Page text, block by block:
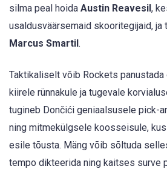
silma peal hoida Austin Reavesil,
usaldusväärsemaid skooritegijaid, ja
Marcus Smartil.
Taktikaliselt võib Rockets
kiirele rünnakule ja tugevale
tugineb Dončići geniaalsusele pick-
ning mitmekülgsele koosseisule,
esile tõusta. Mäng võib sõltuda
tempo dikteerida ning kaitses surve